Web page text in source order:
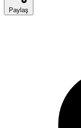
Paylaş